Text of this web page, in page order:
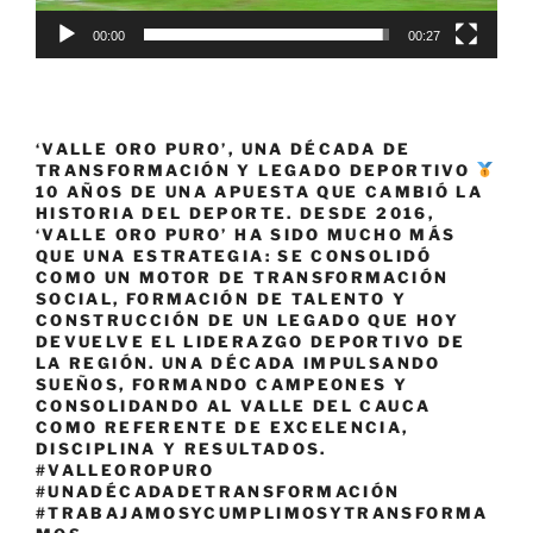
los
vallecaucanos»
00:00 00:27
‘VALLE ORO PURO’, UNA DÉCADA DE
TRANSFORMACIÓN Y LEGADO DEPORTIVO
10 AÑOS DE UNA APUESTA QUE CAMBIÓ LA
HISTORIA DEL DEPORTE. DESDE 2016,
‘VALLE ORO PURO’ HA SIDO MUCHO MÁS
QUE UNA ESTRATEGIA: SE CONSOLIDÓ
COMO UN MOTOR DE TRANSFORMACIÓN
SOCIAL, FORMACIÓN DE TALENTO Y
CONSTRUCCIÓN DE UN LEGADO QUE HOY
DEVUELVE EL LIDERAZGO DEPORTIVO DE
LA REGIÓN. UNA DÉCADA IMPULSANDO
SUEÑOS, FORMANDO CAMPEONES Y
CONSOLIDANDO AL VALLE DEL CAUCA
COMO REFERENTE DE EXCELENCIA,
DISCIPLINA Y RESULTADOS.
#VALLEOROPURO
#UNADÉCADADETRANSFORMACIÓN
#TRABAJAMOSYCUMPLIMOSYTRANSFORMA